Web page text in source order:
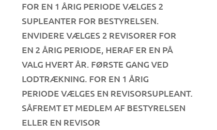
FOR EN 1 ÅRIG PERIODE VÆLGES 2
SUPLEANTER FOR BESTYRELSEN.
ENVIDERE VÆLGES 2 REVISORER FOR
EN 2 ÅRIG PERIODE, HERAF ER EN PÅ
VALG HVERT ÅR. FØRSTE GANG VED
LODTRÆKNING. FOR EN 1 ÅRIG
PERIODE VÆLGES EN REVISORSUPLEANT.
SÅFREMT ET MEDLEM AF BESTYRELSEN
ELLER EN REVISOR